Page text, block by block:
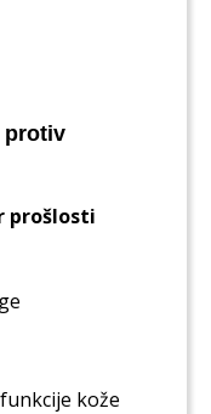
protiv
prošlosti
kože